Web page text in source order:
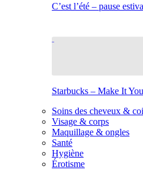
C’est l’été – pause
Starbucks – Make It
Soins des cheveux &
Visage & corps
Maquillage & ongles
Santé
Hygiène
Érotisme